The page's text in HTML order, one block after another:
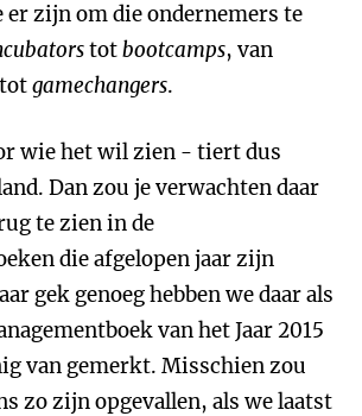
zijn om die ondernemers te
totbootcamps, van
totgamechangers.
wie het wil zien - tiert dus
Dan zou je verwachten daar
te zien in de
die afgelopen jaar zijn
gek genoeg hebben we daar als
van het Jaar 2015
van gemerkt. Misschien zou
zo zijn opgevallen, als we laatst